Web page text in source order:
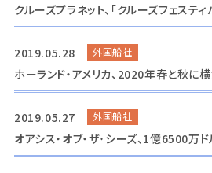
クルーズプラネット、「クルーズフェステ
2019.05.28 外国船社
ホーランド・アメリカ、2020年春と秋に
2019.05.27 外国船社
オアシス・オブ・ザ・シーズ、1億6500万